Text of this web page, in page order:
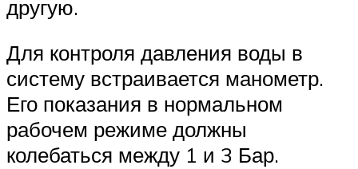
другую.
Для контроля давления воды в
систему встраивается манометр.
Его показания в нормальном
рабочем режиме должны
колебаться между 1 и 3 Бар.